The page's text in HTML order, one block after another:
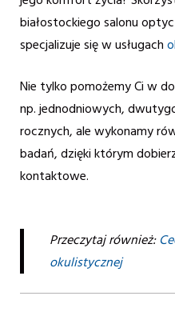
białostockiego salonu
specjalizuje się w usługach
Nie tylko pomożemy Ci w
np. jednodniowych,
rocznych, ale wykonamy
badań, dzięki którym
kontaktowe.
Przeczytaj również:
okulistycznej